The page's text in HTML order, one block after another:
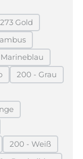
verfügbar.)
verfügbar.)
Gold
(Diese Option ist
verfügbar.)
Option ist zurzeit
verfügbar.)
(Diese Option ist
verfügbar.)
Option ist zurzeit nicht
200 - Grau
(Diese
verfügbar.)
ist zurzeit nicht
verfügbar.)
Option ist zurzeit
ist zurzeit nicht
verfügbar.)
ist zurzeit nicht
200 - Weiß
(Diese Option